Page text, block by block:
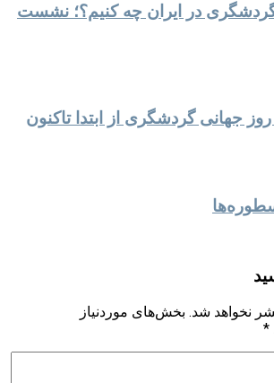
گردشگری در ایران چه کنیم؟؛ نشست
جهانی گردشگری از ابتدا تاکنون
نخواهد شد. بخش‌های موردنیاز
*